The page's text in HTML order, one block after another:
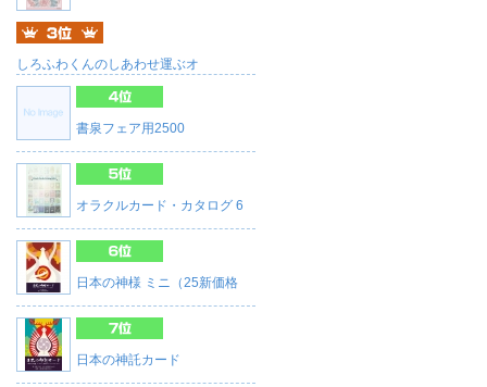
しろふわくんのしあわせ運ぶオ
書泉フェア用2500
オラクルカード・カタログ 6
日本の神様 ミニ（25新価格
日本の神託カード